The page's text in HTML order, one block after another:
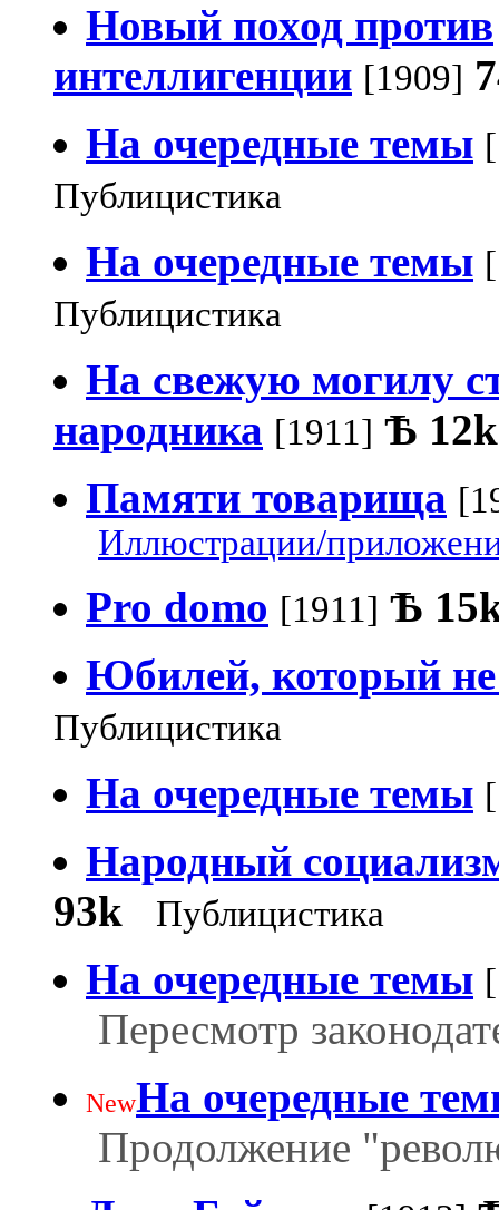
Новый поход против
интеллигенции [1909]
На очередные темы
Публицистика
На очередные темы
Публицистика
На свежую могилу
народника [1911] Ѣ 12k
Памяти товарища
Иллюстрации/
Pro domo [1911] Ѣ
Юбилей, который
Публицистика
На очередные темы
Народный
93k
Публицистика
На очередные темы
Пересмотр
NewНа очередные
Продолжение